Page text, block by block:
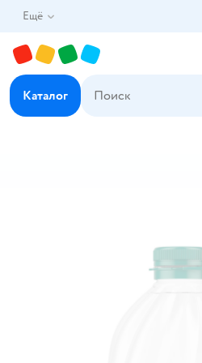
Ещё
Каталог